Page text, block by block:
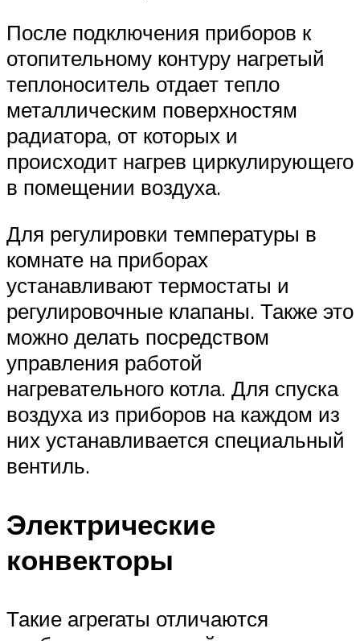
После подключения приборов к
отопительному контуру нагретый
теплоноситель отдает тепло
металлическим поверхностям
радиатора, от которых и
происходит нагрев циркулирующего
в помещении воздуха.
Для регулировки температуры в
комнате на приборах
устанавливают термостаты и
регулировочные клапаны. Также это
можно делать посредством
управления работой
нагревательного котла. Для спуска
воздуха из приборов на каждом из
них устанавливается специальный
вентиль.
Электрические
конвекторы
Такие агрегаты отличаются